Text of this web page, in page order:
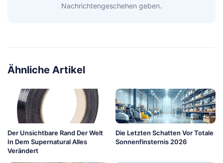
Nachrichtengeschehen geben.
Ähnliche Artikel
Der Unsichtbare Rand Der Welt
In Dem Supernatural Alles
Verändert
Die Letzten Schatten Vor Totale
Sonnenfinsternis 2026